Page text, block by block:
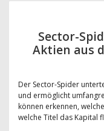
Sector-
Aktien aus
Der Sector-Spider
und ermöglicht
können erkennen,
welche Titel das Kapital